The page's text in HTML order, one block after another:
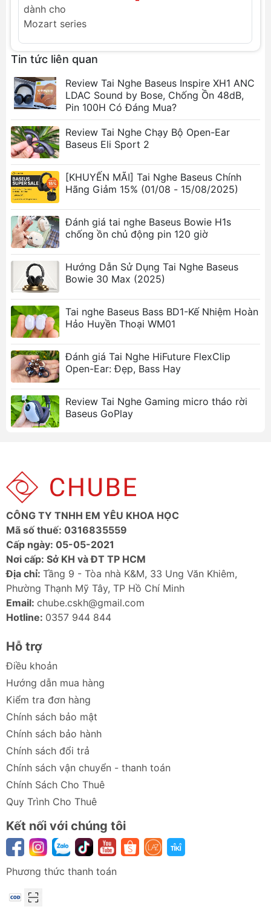
Số hiệu: CL01
Chất liệu: ABS
Trọng lượng: 9.5g
Tính năng nổi bật
Bàn chải chuyên dụng: Làm sạch hiệu quả bụi
bẩn trên bề mặt nhựa, kính, kim loại.
Chổi cọ mini : Vệ sinh các chi tiết nhỏ như case
tai nghe, bàn phím, lỗ loa.
Sợi lông vũ siêu mịn
không gây trầy xước.
Khăn lau: Lau sạch hoàn toàn tai nghe, màn
hình, bàn phím.
Đa năng và tiện dụng
: Phù hợp với nhiều loại
thiết bị số.
Dễ sử dụng
nhanh chóng.
Tiết kiệm chi phí: Có thể tái sử dụng nhiều lần.
Ảnh sản phẩm
Tin tức liên quan
Review Tai Nghe Baseus Inspire XH1 ANC
LDAC Sound by Bose, Chống Ồn 48dB,
Pin 100H Có Đáng Mua?
Review Tai Nghe Chạy Bộ Open-Ear
Baseus Eli Sport 2
[KHUYẾN MÃI] Tai Nghe Baseus Chính
Hãng Giảm 15% (01/08 - 15/08/2025)
Đánh giá tai nghe Baseus Bowie H1s
chống ồn chủ động pin 120 giờ
Hướng Dẫn Sử Dụng Tai Nghe Baseus
Bowie 30 Max (2025)
Tai nghe Baseus Bass BD1-Kế Nhiệm Hoàn
Hảo Huyền Thoại WM01
Đánh giá Tai Nghe HiFuture FlexClip
Open-Ear: Đẹp, Bass Hay
Review Tai Nghe Gaming micro tháo rời
Baseus GoPlay
CÔNG TY TNHH EM YÊU KHOA HỌC
Mã số thuế: 0316835559
Cấp ngày: 05-05-2021
Nơi cấp: Sở KH và ĐT TP HCM
Địa chỉ: Tầng 9 - Tòa nhà K&M, 33 Ung Văn Khiêm,
Phường Thạnh Mỹ Tây, TP Hồ Chí Minh
Email: chube.cskh@gmail.com
Hotline: 0357 944 844
Hỗ trợ
Điều khoản
Hướng dẫn mua hàng
Kiểm tra đơn hàng
Chính sách bảo mật
Chính sách bảo hành
Chính sách đổi trả
Chính sách vận chuyển - thanh toán
Chính Sách Cho Thuê
Quy Trình Cho Thuê
Kết nối với chúng tôi
Phương thức thanh toán